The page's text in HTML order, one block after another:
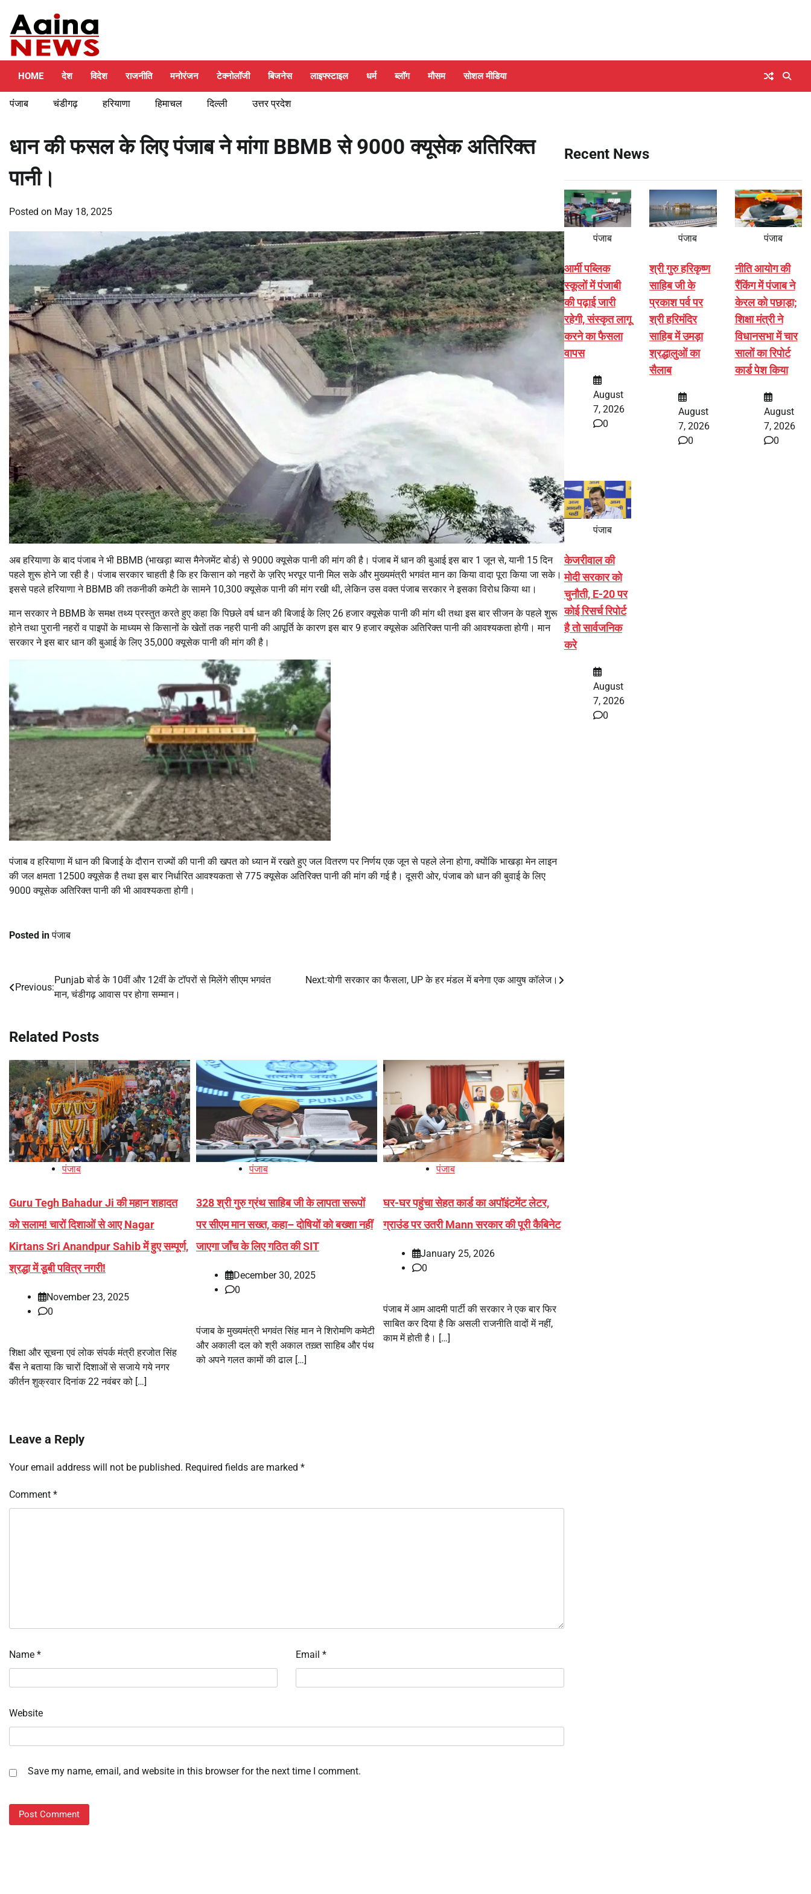
content
HOME देश विदेश राजनीति मनोरंजन टेक्नोलॉजी बिजनेस लाइफ्स्टाइल धर्म ब्लॉग मौसम सोशल मीडिया
पंजाब चंडीगढ़ हरियाणा हिमाचल दिल्ली उत्तर प्रदेश
धान की फसल के लिए पंजाब ने मांगा BBMB से 9000 क्यूसेक अतिरिक्त
पानी।
Posted on May 18, 2025
अब हरियाणा के बाद पंजाब ने भी BBMB (भाखड़ा ब्यास मैनेजमेंट बोर्ड) से 9000 क्यूसेक पानी की मांग की है। पंजाब में धान की बुआई इस बार 1 जून से, यानी 15 दिन
पहले शुरू होने जा रही है। पंजाब सरकार चाहती है कि हर किसान को नहरों के ज़रिए भरपूर पानी मिल सके और मुख्यमंत्री भगवंत मान का किया वादा पूरा किया जा सके।
इससे पहले हरियाणा ने BBMB की तकनीकी कमेटी के सामने 10,300 क्यूसेक पानी की मांग रखी थी, लेकिन उस वक्त पंजाब सरकार ने इसका विरोध किया था।
मान सरकार ने BBMB के समक्ष तथ्य प्रस्तुत करते हुए कहा कि पिछले वर्ष धान की बिजाई के लिए 26 हजार क्यूसेक पानी की मांग थी तथा इस बार सीजन के पहले शुरू
होने तथा पुरानी नहरों व पाइपों के माध्यम से किसानों के खेतों तक नहरी पानी की आपूर्ति के कारण इस बार 9 हजार क्यूसेक अतिरिक्त पानी की आवश्यकता होगी। मान
सरकार ने इस बार धान की बुआई के लिए 35,000 क्यूसेक पानी की मांग की है।
पंजाब व हरियाणा में धान की बिजाई के दौरान राज्यों की पानी की खपत को ध्यान में रखते हुए जल वितरण पर निर्णय एक जून से पहले लेना होगा, क्योंकि भाखड़ा मेन लाइन
की जल क्षमता 12500 क्यूसेक है तथा इस बार निर्धारित आवश्यकता से 775 क्यूसेक अतिरिक्त पानी की मांग की गई है। दूसरी ओर, पंजाब को धान की बुवाई के लिए
9000 क्यूसेक अतिरिक्त पानी की भी आवश्यकता होगी।
Posted inपंजाब
Post
Previous:
Punjab बोर्ड के 10वीं और 12वीं के टॉपरों से मिलेंगे सीएम भगवंत
मान, चंडीगढ़ आवास पर होगा सम्मान।
Next:योगी सरकार का फैसला, UP के हर मंडल में बनेगा एक आयुष कॉलेज।
Related Posts
पंजाब
Guru Tegh Bahadur Ji की महान शहादत
को सलाम! चारों दिशाओं से आए Nagar
Kirtans Sri Anandpur Sahib में हुए सम्पूर्ण,
श्रद्धा में डूबी पवित्र नगरी!
November 23, 2025
0
शिक्षा और सूचना एवं लोक संपर्क मंत्री हरजोत सिंह
बैंस ने बताया कि चारों दिशाओं से सजाये गये नगर
कीर्तन शुक्रवार दिनांक 22 नवंबर को […]
पंजाब
328 श्री गुरु ग्रंथ साहिब जी के लापता सरूपों
पर सीएम मान सख्त, कहा– दोषियों को बख्शा नहीं
जाएगा जाँच के लिए गठित की SIT
December 30, 2025
0
पंजाब के मुख्यमंत्री भगवंत सिंह मान ने शिरोमणि कमेटी
और अकाली दल को श्री अकाल तख़्त साहिब और पंथ
को अपने गलत कामों की ढाल […]
पंजाब
घर-घर पहुंचा सेहत कार्ड का अपॉइंटमेंट लेटर,
ग्राउंड पर उतरी Mann सरकार की पूरी कैबिनेट
January 25, 2026
0
पंजाब में आम आदमी पार्टी की सरकार ने एक बार फिर
साबित कर दिया है कि असली राजनीति वादों में नहीं,
काम में होती है। […]
Leave a Reply
Your email address will not be published. Required fields are marked *
Comment *
Name * Email *
Website
Save my name, email, and website in this browser for the next time I comment.
Recent News
पंजाब
आर्मी पब्लिक
स्कूलों में पंजाबी
की पढ़ाई जारी
रहेगी, संस्कृत लागू
करने का फैसला
वापस
August
7, 2026
0
पंजाब
श्री गुरु हरिकृष्ण
साहिब जी के
प्रकाश पर्व पर
श्री हरिमंदिर
साहिब में उमड़ा
श्रद्धालुओं का
सैलाब
August
7, 2026
0
पंजाब
नीति आयोग की
रैंकिंग में पंजाब ने
केरल को पछाड़ा;
शिक्षा मंत्री ने
विधानसभा में चार
सालों का रिपोर्ट
कार्ड पेश किया
August
7, 2026
0
पंजाब
केजरीवाल की
मोदी सरकार को
चुनौती, E-20 पर
कोई रिसर्च रिपोर्ट
है तो सार्वजनिक
करे
August
7, 2026
0